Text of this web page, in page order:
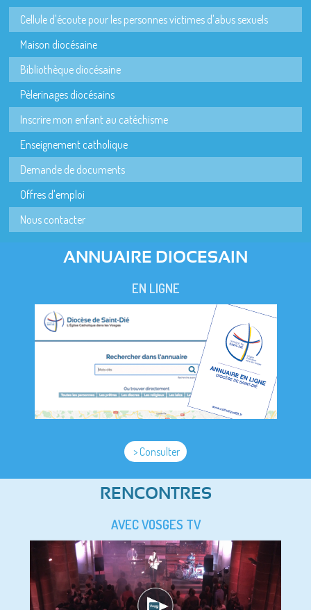
Cellule d'écoute pour les personnes victimes d'abus sexuels
Maison diocésaine
Bibliothèque diocésaine
Pèlerinages diocésains
Inscrire mon enfant au catéchisme
Enseignement catholique
Demande de documents
Offres d'emploi
Nous contacter
ANNUAIRE DIOCESAIN
EN LIGNE
> Consulter
RENCONTRES
AVEC VOSGES TV